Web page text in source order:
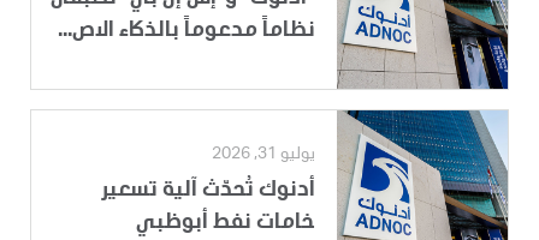
نظاماً مدعوماً بالذكاء الاص...
يوليو 31, 2026
أدنوك تُحدّث آلية تسعير
خامات نفط أبوظبي